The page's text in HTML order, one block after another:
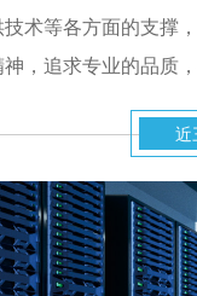
术等各方面的支撑
，追求专业的品质
近